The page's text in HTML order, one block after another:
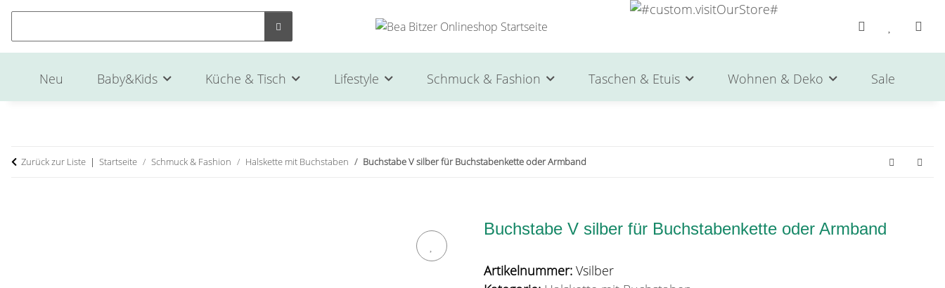
Neu Baby&Kids Küche & Tisch Lifestyle Schmuck & Fashion Taschen & Etuis Wohnen & Deko Sale
Zurück zur Liste Startseite Schmuck & Fashion Halskette mit Buchstaben Buchstabe V silber für Buchstabenkette oder Armband
Buchstabe V silber für Buchstabenkette oder Armband
Artikelnummer: Vsilber